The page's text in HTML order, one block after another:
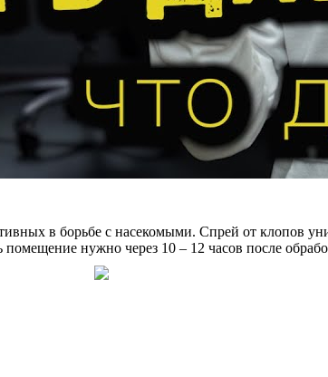
в борьбе с насекомыми. Спрей от клопов
помещение нужно через 10 – 12 часов после